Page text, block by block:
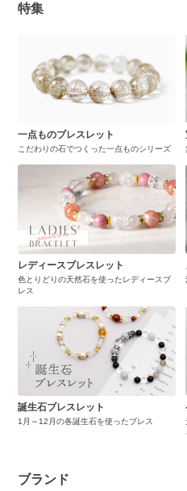
特集
一点ものブレスレット
こだわりの石でつくった一点ものシリーズ
レディースブレスレット
色とりどりの天然石を使ったレディースブ
レス
誕生石ブレスレット
1月～12月の各誕生石を使ったブレス
ブランド